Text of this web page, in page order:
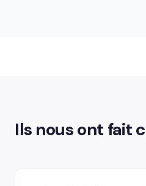
Ils nous ont fait